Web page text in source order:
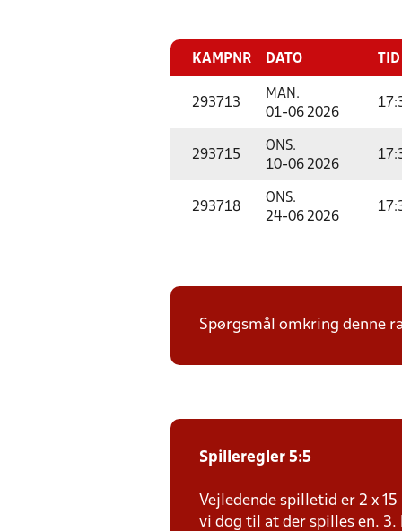
KAMPNR DATO TID
293713
MAN.
01-06 2026
293715
ONS.
10-06 2026
293718
ONS.
24-06 2026
Spørgsmål omkring denne
Spilleregler 5:5
Vejledende spilletid er 2 x
vi dog til at der spilles en. 3.